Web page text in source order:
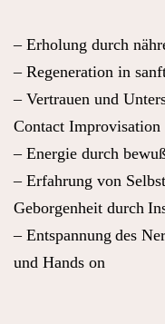
– Erholung durch
– Regeneration in
– Vertrauen und
Contact Improvisation
– Energie durch
– Erfahrung von
Geborgenheit durch
– Entspannung des
und Hands on